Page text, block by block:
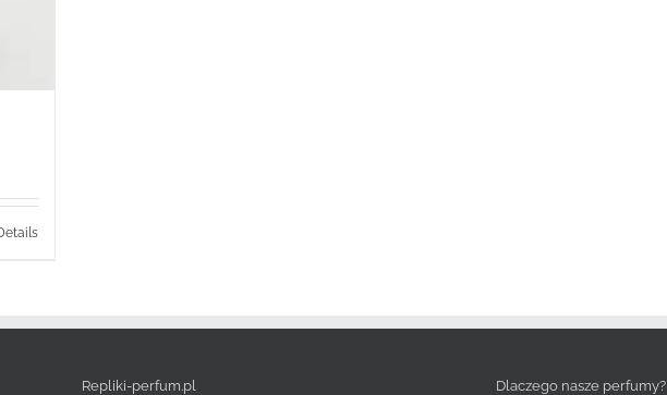
Repliki-perfum.pl Dlaczego nasze perfumy?